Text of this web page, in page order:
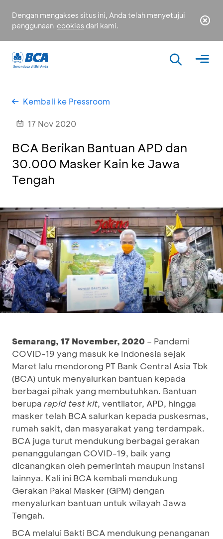
Dengan mengakses situs ini, Anda telah menyetujui
penggunaan cookies dari kami.
Kembali ke Pressroom
17 Nov 2020
BCA Berikan Bantuan APD dan
30.000 Masker Kain ke Jawa
Tengah
Semarang, 17 November, 2020 – Pandemi
COVID-19 yang masuk ke Indonesia sejak
Maret lalu mendorong PT Bank Central Asia Tbk
(BCA) untuk menyalurkan bantuan kepada
berbagai pihak yang membutuhkan. Bantuan
berupa rapid test kit, ventilator, APD, hingga
masker telah BCA salurkan kepada puskesmas,
rumah sakit, dan masyarakat yang terdampak.
BCA juga turut mendukung berbagai gerakan
penanggulangan COVID-19, baik yang
dicanangkan oleh pemerintah maupun instansi
lainnya. Kali ini BCA kembali mendukung
Gerakan Pakai Masker (GPM) dengan
menyalurkan bantuan untuk wilayah Jawa
Tengah.
BCA melalui Bakti BCA mendukung penanganan